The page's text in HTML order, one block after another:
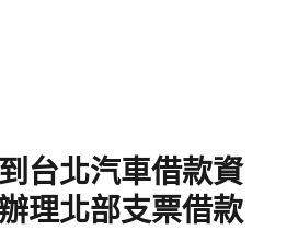
台北汽車借款資
理北部支票借款